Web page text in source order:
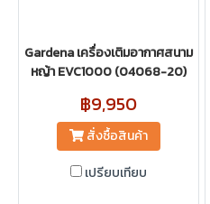
Gardena เครื่องเติมอากาศสนาม
หญ้า EVC1000 (04068-20)
฿9,950
สั่งซื้อสินค้า
เปรียบเทียบ